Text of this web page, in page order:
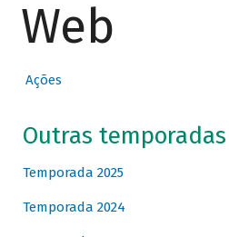
Web
Ações
Outras temporadas
Temporada 2025
Temporada 2024